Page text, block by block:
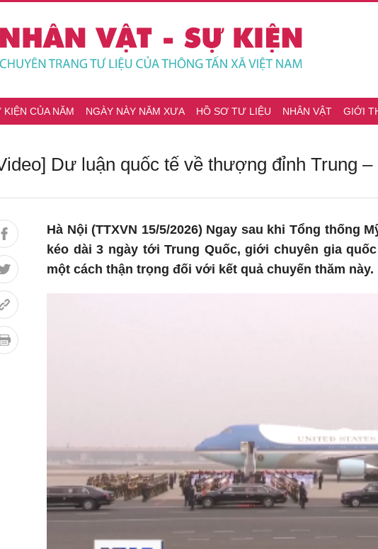
KIỆN CỦA NĂM NGÀY NÀY NĂM XƯA HỒ SƠ TƯ LIỆU NHÂN VẬT GIỚI
Dư luận quốc tế về thượng đỉnh Trung –
Hà Nội (TTXVN 15/5/2026) Ngay sau khi Tổng thống
kéo dài 3 ngày tới Trung Quốc, giới chuyên gia
một cách thận trọng đối với kết quả chuyến thăm này.